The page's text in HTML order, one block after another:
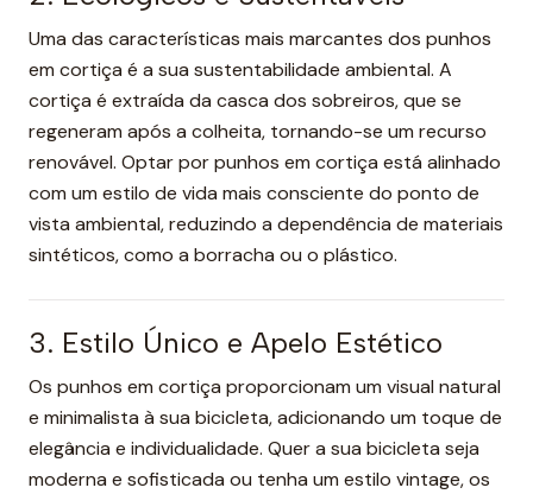
Uma das características mais marcantes dos punhos
em cortiça é a sua sustentabilidade ambiental. A
cortiça é extraída da casca dos sobreiros, que se
regeneram após a colheita, tornando-se um recurso
renovável. Optar por punhos em cortiça está alinhado
com um estilo de vida mais consciente do ponto de
vista ambiental, reduzindo a dependência de materiais
sintéticos, como a borracha ou o plástico.
3. Estilo Único e Apelo Estético
Os punhos em cortiça proporcionam um visual natural
e minimalista à sua bicicleta, adicionando um toque de
elegância e individualidade. Quer a sua bicicleta seja
moderna e sofisticada ou tenha um estilo vintage, os